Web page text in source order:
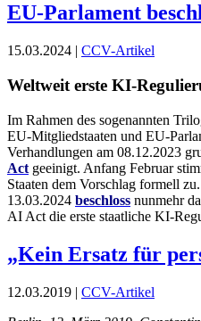
EU-Parlament
15.03.2024 | CCV-Artikel
Weltweit erste KI-
Im Rahmen des sogenannten
EU-Mitgliedstaaten und EU-
Verhandlungen am 08.12.2023
Act geeinigt. Anfang Februar
Staaten dem Vorschlag formell
13.03.2024 beschloss nunmehr
AI Act die erste staatliche KI-
„Kein Ersatz für
12.03.2019 | CCV-Artikel